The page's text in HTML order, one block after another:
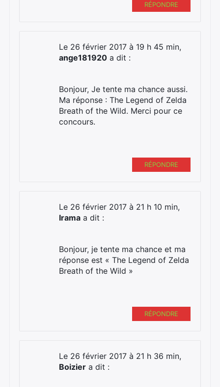
RÉPONDRE
Le 26 février 2017 à 19 h 45 min,
ange181920 a dit :
Bonjour, Je tente ma chance aussi.
Ma réponse : The Legend of Zelda
Breath of the Wild. Merci pour ce
concours.
RÉPONDRE
Le 26 février 2017 à 21 h 10 min,
Irama a dit :
Bonjour, je tente ma chance et ma
réponse est « The Legend of Zelda
Breath of the Wild »
RÉPONDRE
Le 26 février 2017 à 21 h 36 min,
Boizier a dit :